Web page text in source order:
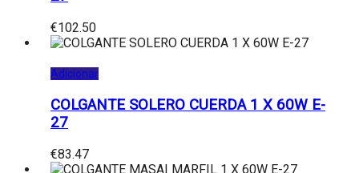
€102.50
Adicionar
COLGANTE SOLERO CUERDA 1 X 60W E-
27
€83.47